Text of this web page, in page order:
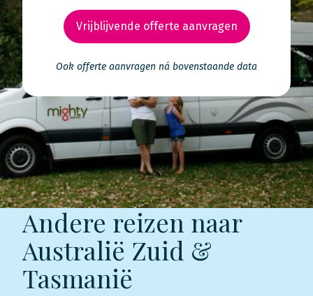
Vrijblijvende offerte aanvragen
Ook offerte aanvragen ná bovenstaande data
Andere reizen naar
Australië Zuid &
Tasmanië